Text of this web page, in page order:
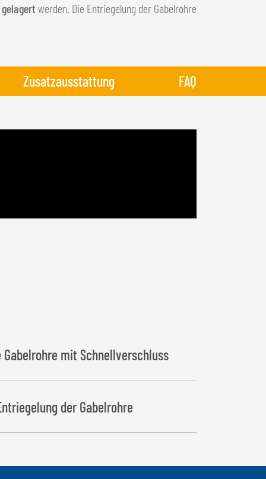
werden. Die Entriegelung der Gabelrohre
Zusatzausstattung FAQ
mit Schnellverschluss
der Gabelrohre